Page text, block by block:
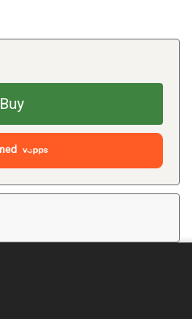
Buy